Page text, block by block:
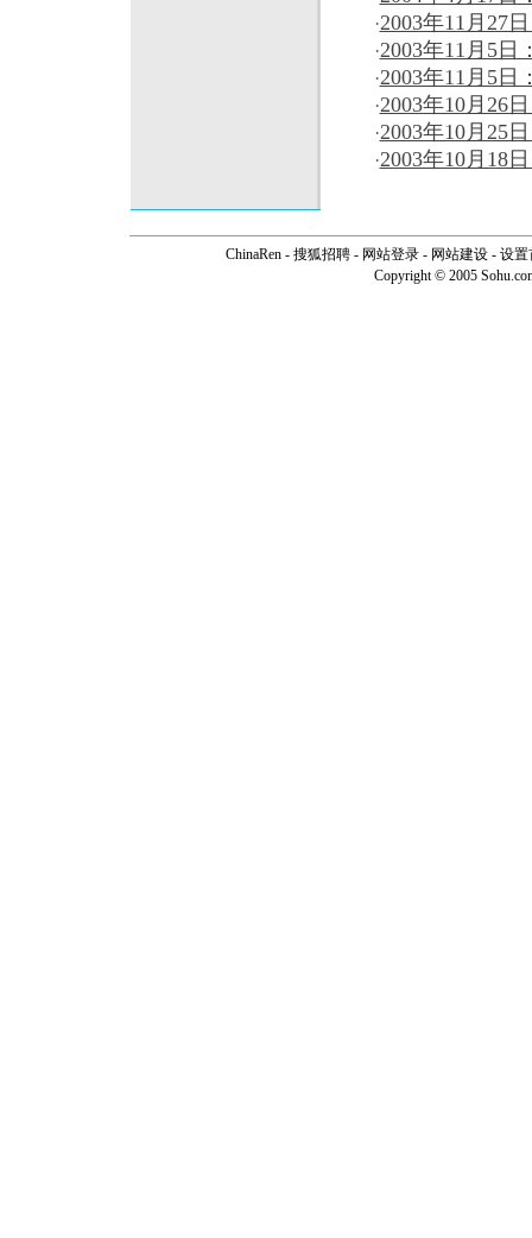
·2003年11月27
·2003年11月5日
·2003年11月5日
·2003年10月26
·2003年10月25
·2003年10月18
ChinaRen - 搜狐招聘 - 网站登录 - 网站建设 - 设置
Copyright © 2005